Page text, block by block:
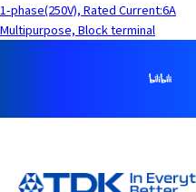
1-phase(250V), Rated Current:6A
Multipurpose, Block terminal